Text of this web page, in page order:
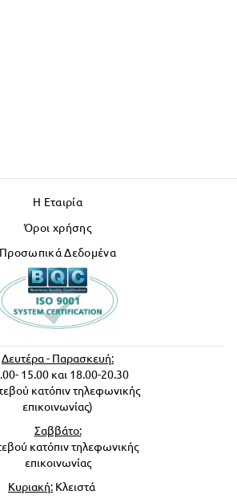
Η Εταιρία
Όροι χρήσης
Προσωπικά Δεδομένα
Δευτέρα - Παρασκευή:
15.00 και 18.00-20.30
κατόπιν τηλεφωνικής
επικοινωνίας)
Σαββάτο:
κατόπιν τηλεφωνικής
επικοινωνίας
Κυριακή: Κλειστά